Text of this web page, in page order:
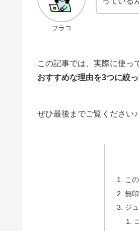
フラコ
この記事では、実際に使っ
おすすめな理由を3つに絞
ぜひ最後までご覧ください♪
こ
無
ジ